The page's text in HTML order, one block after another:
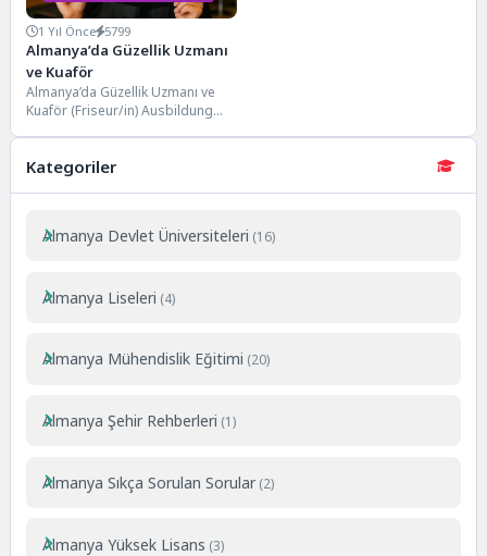
1 Yıl Önce 5799
Almanya’da Güzellik Uzmanı
ve Kuaför
Almanya’da Güzellik Uzmanı ve
Kuaför (Friseur/in) Ausbildung
programı,...
Kategoriler
Almanya Devlet Üniversiteleri (16)
Almanya Liseleri (4)
Almanya Mühendislik Eğitimi (20)
Almanya Şehir Rehberleri (1)
Almanya Sıkça Sorulan Sorular (2)
Almanya Yüksek Lisans (3)